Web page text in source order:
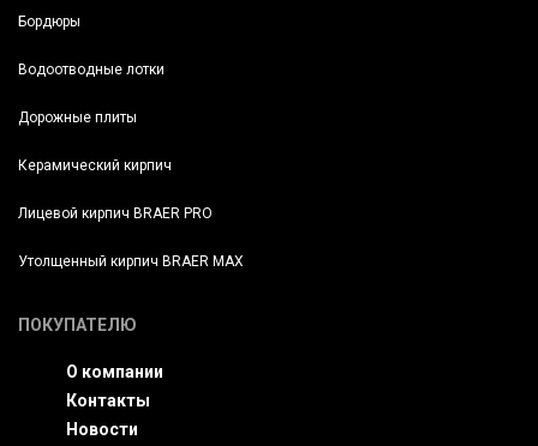
Бордюры
Водоотводные лотки
Дорожные плиты
Керамический кирпич
Лицевой кирпич BRAER PRO
Утолщенный кирпич BRAER MAX
ПОКУПАТЕЛЮ
О компании
Контакты
Новости